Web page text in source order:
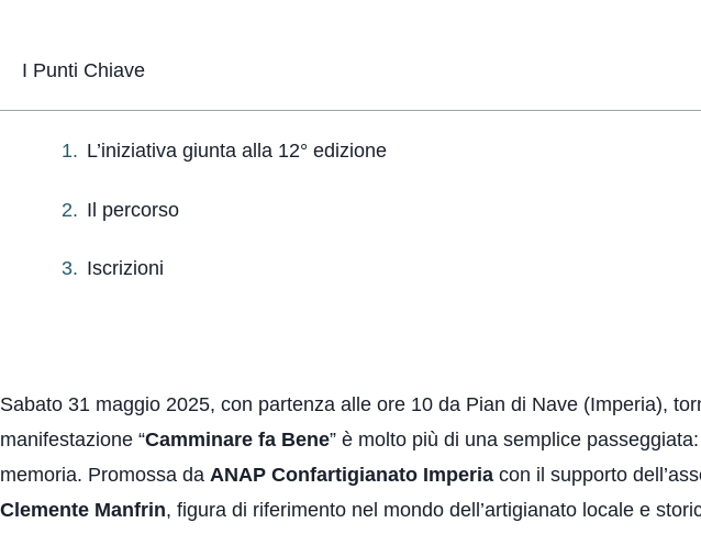
I Punti Chiave
L’iniziativa giunta alla 12° edizione
Il percorso
Iscrizioni
Sabato 31 maggio 2025, con partenza alle ore 10 da Pian di Nave (Imperia),
manifestazione “Camminare fa Bene” è molto più di una semplice
memoria. Promossa da ANAP Confartigianato Imperia con il supporto
Clemente Manfrin, figura di riferimento nel mondo dell’artigianato locale e